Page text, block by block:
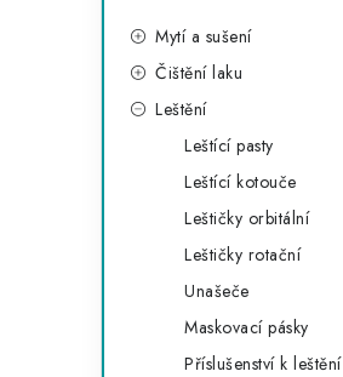
Mytí a sušení
Čištění laku
Leštění
Leštící pasty
Leštící kotouče
Leštičky orbitální
Leštičky rotační
Unašeče
Maskovací pásky
Příslušenství k leštění